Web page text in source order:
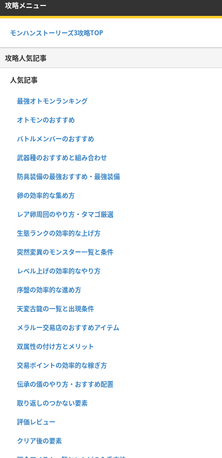
攻略メニュー
モンハンストーリーズ3攻略TOP
攻略人気記事
人気記事
最強オトモンランキング
オトモンのおすすめ
バトルメンバーのおすすめ
武器種のおすすめと組み合わせ
防具装備の最強おすすめ・最強装備
卵の効率的な集め方
レア卵周回のやり方・タマゴ厳選
生態ランクの効率的な上げ方
突然変異のモンスター一覧と条件
レベル上げの効率的なやり方
序盤の効率的な進め方
天変古龍の一覧と出現条件
メラルー交易店のおすすめアイテム
双属性の付け方とメリット
交易ポイントの効率的な稼ぎ方
伝承の儀のやり方・おすすめ配置
取り返しのつかない要素
評価レビュー
クリア後の要素